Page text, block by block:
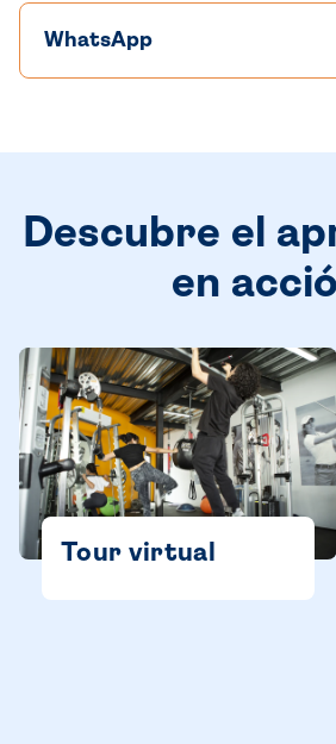
WhatsApp
Descubre el
en
Tour virtual